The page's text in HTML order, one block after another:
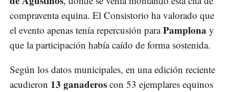
compraventa equina. El Consistorio ha valorado que
el evento apenas tenía repercusión paraPamplona y
que la participación había caído de forma sostenida.
Según los datos municipales, en una edición reciente
acudieron 13 ganaderos con 53 ejemplares equinos